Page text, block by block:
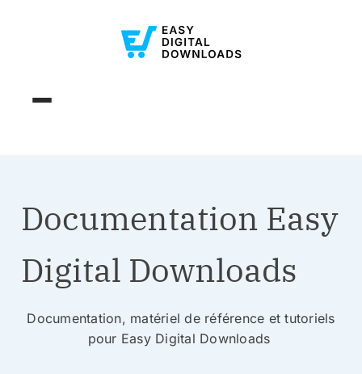
Documentation Easy
Digital Downloads
Documentation, matériel de référence et tutoriels
pour Easy Digital Downloads